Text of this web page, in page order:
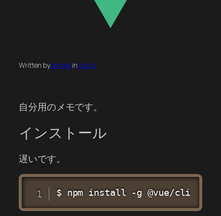
Written byatmarkinVue.js
自分用のメモです。
インストール
遅いです。
$ npm install -g @vue/cli